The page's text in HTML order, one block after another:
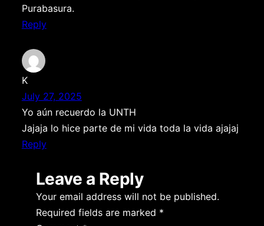
Purabasura.
Reply
K
July 27, 2025
Yo aún recuerdo la UNTH
Jajaja lo hice parte de mi vida toda la vida ajajaj
Reply
Leave a Reply
Your email address will not be published.
Required fields are marked *